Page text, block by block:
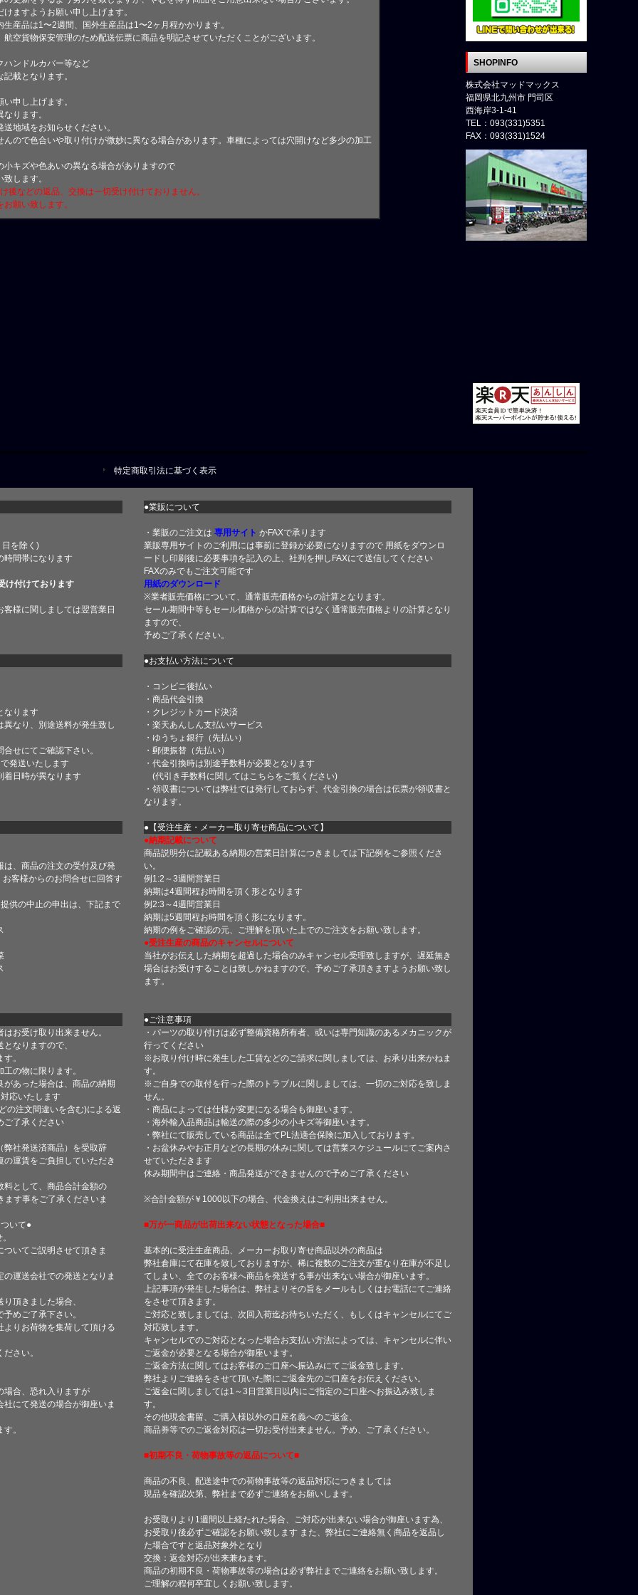
ますようお願い申し上げます。
産品は1〜2週間、国外生産品は1〜2ヶ月程かかります。
空貨物保安管理のため配送伝票に商品を明記させていただくことがございます。
ハンドルカバー等など
載となります。
申し上げます。
ります。
地域をお知らせください。
ので色合いや取り付けが微妙に異なる場合があります。車種によっては穴開けなど多少の加工
キズや色あいの異なる場合がありますので
します。
後などの返品、交換は一切受け付けておりません。
願い致します。
SHOPINFO
株式会社マッドマックス
福岡県北九州市 門司区
西海岸3-1-41
TEL：093(331)5351
FAX：093(331)1524
特定商取引法に基づく表示
●業販について
を除く)
時間帯になります
付けております
様に関しましては翌営業日
・業販のご注文は 専用サイト かFAXで承ります
業販専用サイトのご利用には事前に登録が必要になりますので 用紙をダウンロ
ードし印刷後に必要事項を記入の上、社判を押しFAXにて送信してください
FAXのみでもご注文可能です
用紙のダウンロード
※業者販売価格について、通常販売価格からの計算となります。
セール期間中等もセール価格からの計算ではなく通常販売価格よりの計算となり
ますので、
予めご了承ください。
●お支払い方法について
なります
なり、別途送料が発生致し
せにてご確認下さい。
発送いたします
着日時が異なります
・コンビニ後払い
・商品代金引換
・クレジットカード決済
・楽天あんしん支払いサービス
・ゆうちょ銀行（先払い）
・郵便振替（先払い）
・代金引換時は別途手数料が必要となります
(代引き手数料に関してはこちら をご覧ください)
・領収書については弊社では発行しておらず、代金引換の場合は伝票が領収書と
なります。
●【受注生産・メーカー取り寄せ商品について】
、商品の注文の受付及び発
客様からのお問合せに回答す
供の中止の申出は、下記まで
●納期記載について
商品説明分に記載ある納期の営業日計算につきましては下記例をご参照くださ
い。
例1:2～3週間営業日
納期は4週間程お時間を頂く形となります
例2:3～4週間営業日
納期は5週間程お時間を頂く形になります。
納期の例をご確認の元、ご理解を頂いた上でのご注文をお願い致します。
●受注生産の商品のキャンセルについて
当社がお伝えした納期を超過した場合のみキャンセル受理致しますが、遅延無き
場合はお受けすることは致しかねますので、予めご了承頂きますようお願い致し
ます。
●ご注意事項
お受け取り出来ません。
なりますので、
。
の物に限ります。
あった場合は、商品の納期
応いたします
の注文間違いを含む)による返
ご了承ください
弊社発送済商品）を受取辞
運賃をご負担していただき
料として、商品合計金額の
す事をご了承くださいま
いて●
いてご説明させて頂きま
運送会社での発送となりま
頂きました場合、
めご了承下さい。
りお荷物を集荷して頂ける
さい。
場合、恐れ入りますが
にて発送の場合が御座いま
。
・パーツの取り付けは必ず整備資格所有者、或いは専門知識のあるメカニックが
行ってください
※お取り付け時に発生した工賃などのご請求に関しましては、お承り出来かねま
す。
※ご自身での取付を行った際のトラブルに関しましては、一切のご対応を致しま
せん。
・商品によっては仕様が変更になる場合も御座います。
・海外輸入品商品は輸送の際の多少の小キズ等御座います。
・弊社にて販売している商品は全てPL法適合保険に加入しております。
・お盆休みやお正月などの長期の休みに関しては営業スケジュールにてご案内さ
せていただきます
休み期間中はご連絡・商品発送ができませんので予めご了承ください
※合計金額が￥1000以下の場合、代金換えはご利用出来ません。
■万が一商品が出荷出来ない状態となった場合■
基本的に受注生産商品、メーカーお取り寄せ商品以外の商品は
弊社倉庫にて在庫を致しておりますが、稀に複数のご注文が重なり在庫が不足し
てしまい、全てのお客様へ商品を発送する事が出来ない場合が御座います。
上記事項が発生した場合は、弊社よりその旨をメールもしくはお電話にてご連絡
をさせて頂きます。
ご対応と致しましては、次回入荷迄お待ちいただく、もしくはキャンセルにてご
対応致します。
キャンセルでのご対応となった場合お支払い方法によっては、キャンセルに伴い
ご返金が必要となる場合が御座います。
ご返金方法に関してはお客様のご口座へ振込みにてご返金致します。
弊社よりご連絡をさせて頂いた際にご返金先のご口座をお伝えください。
ご返金に関しましては1～3日営業日以内にご指定のご口座へお振込み致しま
す。
その他現金書留、ご購入様以外の口座名義へのご返金、
商品券等でのご返金対応は一切お受付出来ません。予め、ご了承ください。
■初期不良・荷物事故等の返品について■
商品の不良、配送途中での荷物事故等の返品対応につきましては
現品を確認次第、弊社まで必ずご連絡をお願いします。
お受取りより1週間以上経たれた場合、ご対応が出来ない場合が御座います為、
お受取り後必ずご確認をお願い致します また、弊社にご連絡無く商品を返品し
た場合ですと返品対象外となり
交換：返金対応が出来兼ねます。
商品の初期不良・荷物事故等の場合は必ず弊社までご連絡をお願い致します。
ご理解の程何卒宜しくお願い致します。